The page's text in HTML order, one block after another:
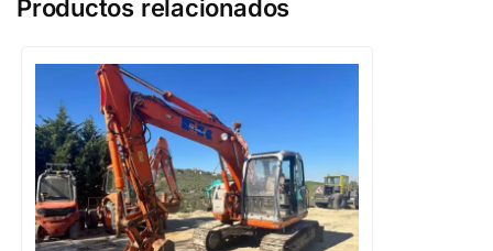
Productos relacionados